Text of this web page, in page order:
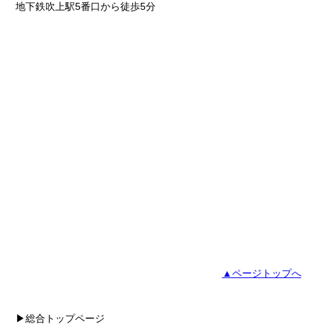
地下鉄吹上駅5番口から徒歩5分
▲ページトップへ
▶総合トップページ